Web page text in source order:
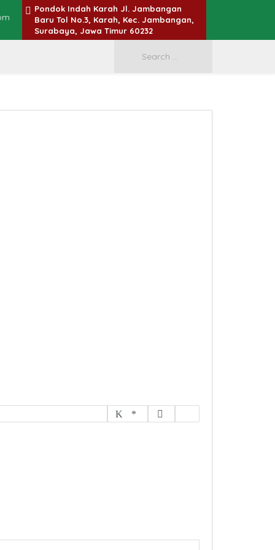
Pondok Indah Karah Jl. Jambangan
Baru Tol No.3, Karah, Kec. Jambangan,
Surabaya, Jawa Timur 60232